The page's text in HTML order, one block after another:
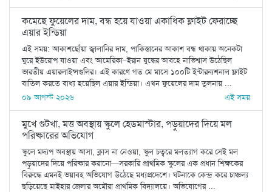
কমেছে ফুয়েলের দাম, বন্ধ হয়ে যাওয়া একাধিক ফ্লাইট ফেরাচ্ছে
এয়ার ইন্ডিয়া
এই সময়: আকাশছোঁয়া জ্বালানির দাম, পাকিস্তানের আকাশ বন্ধ থাকায় অনেকটা
ঘুরে ইউরোপ যাওয়া এবং আমেরিকা–ইরান যুদ্ধের আবহে নাভিশ্বাস উঠেছিল
ভারতীয় এয়ারলাইন্সগুলির। এই কারণে গত মে মাসে ১০০টি ইন্টারন্যশনাল ফ্লাইট
বাতিল করতে বাধ্য হয়েছিল এয়ার ইন্ডিয়া। এখন ফুয়েলের দাম তুলনায় ...
০৯ আগস্ট ২০২৬
এই সময়
মুখে গুটখা, মত্ত অবস্থায় স্কুলে হেডমাস্টার, পড়ুয়াদের দিয়ে মল
পরিষ্কারের অভিযোগ
স্কুলে মদ্যপ অবস্থায় আসা, ক্লাস না নেওয়া, স্কুল চত্বরে মলত্যাগ করে সেই মল
পড়ুয়াদের দিয়ে পরিষ্কার করানো—সরকারি প্রাথমিক স্কুলের এক প্রধান শিক্ষকের
বিরুদ্ধে এমনই ভয়াবহ অভিযোগ উঠেছে মধ্যপ্রদেশে। ঘটনাকে কেন্দ্র করে চাঞ্চল্য
ছড়িয়েছে মাইহার জেলার অমৌরা প্রাথমিক বিদ্যালয়ে। অভিযোগের ...